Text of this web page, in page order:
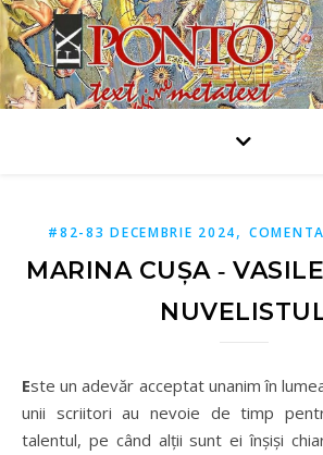
#82-83 DECEMBRIE 2024,
MARINA CUȘA ‑
Este un adevăr acceptat unanim în
unii scriitori au nevoie de timp
talentul, pe când alții sunt ei înșiși